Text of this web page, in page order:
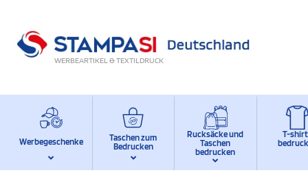
WERBEARTIKEL & TEXTILDRUCK
Werbegeschenke
Taschen zum
Bedrucken
Rucksäcke und
Taschen
bedrucken
T-